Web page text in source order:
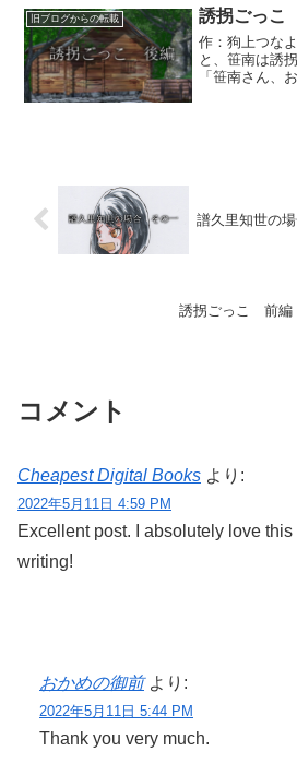
た。やがてタ
たらすという
旧ブログからの転載 誘拐ごっ
作：狗上つな
と、笹南は誘
「笹南さん、
譜久里知世の
誘拐ごっこ 前編
コメント
Cheapest Digital Books より:
2022年5月11日 4:59 PM
Excellent post. I absolutely love
writing!
おかめの御前 より:
2022年5月11日 5:44 PM
Thank you very much.